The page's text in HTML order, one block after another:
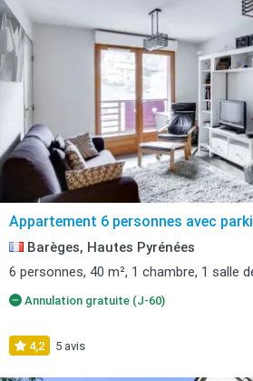
Appartement 6 personnes avec
Barèges, Hautes Pyrénées
6 personnes, 40 m², 1 chambre, 1 salle
Annulation gratuite (J-60)
4,2 5 avis